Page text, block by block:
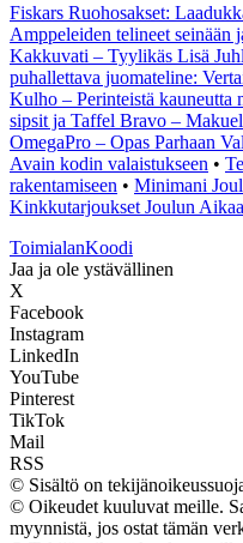
Fiskars Ruohosakset:
Amppeleiden telineet seinään
Kakkuvati – Tyylikäs Lisä
puhallettava juomateline:
Kulho – Perinteistä kauneutta
sipsit ja Taffel Bravo –
OmegaPro – Opas Parhaan
Avain kodin valaistukseen •
rakentamiseen • Minimani
Kinkkutarjoukset Joulun
ToimialanKoodi
Jaa ja ole ystävällinen
X
Facebook
Instagram
LinkedIn
YouTube
Pinterest
TikTok
Mail
RSS
© Sisältö on
© Oikeudet kuuluvat meille.
myynnistä, jos ostat tämän